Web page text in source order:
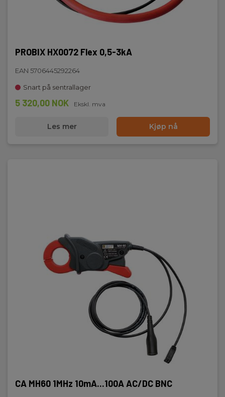
PROBIX HX0072 Flex 0,5-3kA
EAN 5706445292264
Snart på sentrallager
5 320,00 NOK Ekskl. mva
Les mer Kjøp nå
CA MH60 1MHz 10mA...100A AC/DC BNC